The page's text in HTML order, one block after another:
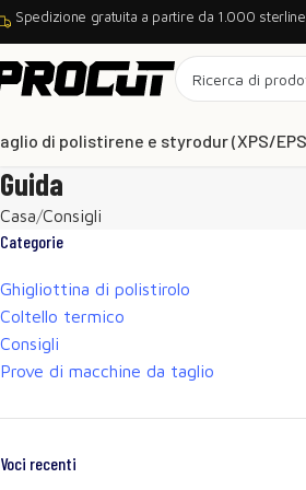
Spedizione gratuita a partire da 1.000 sterline
di polistirene e styrodur (XPS/
Guida
Casa Consigli
Categorie
Ghigliottina di polistirolo
Coltello termico
Consigli
Prove di macchine da taglio
Voci recenti